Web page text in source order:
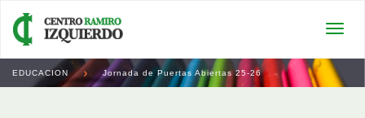
EDUCACION Jornada de Puertas Abiertas 25-26